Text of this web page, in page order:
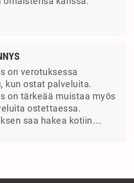
on verotuksessa
kun ostat palveluita.
on tärkeää muistaa myös
ostettaessa.
saa hakea kotiin…